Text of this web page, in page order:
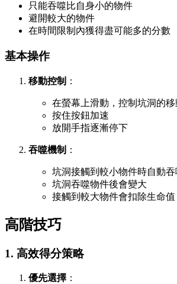
只能吞噬比自身小的物件
避開較大的物件
在時間限制內獲得盡可能多的分數
基本操作
移動控制 ：
在螢幕上滑動，控制坑洞的移
按住按鈕加速
放開手指逐漸停下
吞噬機制 ：
坑洞接觸到較小物件時自動吞
坑洞吞噬物件後會變大
接觸到較大物件會扣除生命值
高階技巧
1. 高效得分策略
優先選擇 ：